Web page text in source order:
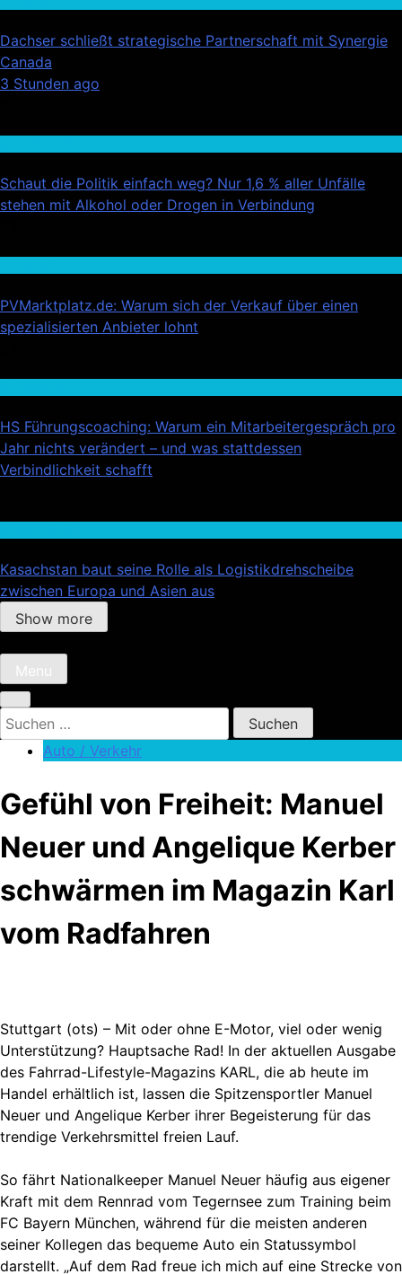
Dachser schließt strategische Partnerschaft mit Synergie
Canada
3 Stunden ago
Schaut die Politik einfach weg? Nur 1,6 % aller Unfälle
stehen mit Alkohol oder Drogen in Verbindung
PVMarktplatz.de: Warum sich der Verkauf über einen
spezialisierten Anbieter lohnt
HS Führungscoaching: Warum ein Mitarbeitergespräch pro
Jahr nichts verändert – und was stattdessen
Verbindlichkeit schafft
Kasachstan baut seine Rolle als Logistikdrehscheibe
zwischen Europa und Asien aus
Show more
Menu
Suchen
nach:
Auto / Verkehr
Gefühl von Freiheit: Manuel
Neuer und Angelique Kerber
schwärmen im Magazin Karl
vom Radfahren
Stuttgart (ots) – Mit oder ohne E-Motor, viel oder wenig
Unterstützung? Hauptsache Rad! In der aktuellen Ausgabe
des Fahrrad-Lifestyle-Magazins KARL, die ab heute im
Handel erhältlich ist, lassen die Spitzensportler Manuel
Neuer und Angelique Kerber ihrer Begeisterung für das
trendige Verkehrsmittel freien Lauf.
So fährt Nationalkeeper Manuel Neuer häufig aus eigener
Kraft mit dem Rennrad vom Tegernsee zum Training beim
FC Bayern München, während für die meisten anderen
seiner Kollegen das bequeme Auto ein Statussymbol
darstellt. „Auf dem Rad freue ich mich auf eine Strecke von